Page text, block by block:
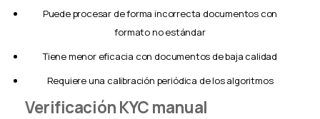
Puede procesar de forma incorrecta documentos con
formato no estándar
Tiene menor eficacia con documentos de baja calidad
Requiere una calibración periódica de los algoritmos
Verificación KYC manual